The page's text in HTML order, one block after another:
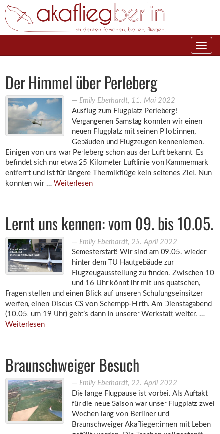
Der Himmel über Perleberg
― Emily Eberhardt, 11. Mai 2022
Ausflug zum Flugplatz Perleberg!
Vergangenen Samstag konnten wir einen
neuen Flugplatz mit seinen Pilot:innen,
Gebäuden und Flugzeugen kennenlernen.
Einigen von uns war Perleberg schon aus der Luft bekannt. Es
befindet sich nur etwa 25 Kilometer Luftlinie von Kammermark
entfernt und ist für längere Thermikflüge kein seltenes Ziel. Nun
konnten wir … Weiterlesen
Lernt uns kennen: vom 09. bis 10.05.
― Emily Eberhardt, 25. April 2022
Semesterstart! Wir sind am 09.05. wieder
hinter dem TU Hautgebäude zur
Flugzeugausstellung zu finden. Zwischen 10
und 16 Uhr könnt ihr mit uns quatschen,
Fragen stellen und einen Blick auf unseren Schulungseinsitzer
werfen, einen Discus CS von Schempp-Hirth. Am Dienstagabend
(10.05. um 19 Uhr) geht’s dann in unserer Werkstatt weiter. …
Weiterlesen
Braunschweiger Besuch
― Emily Eberhardt, 22. April 2022
Die lange Flugpause ist vorbei. Als Auftakt
für die neue Saison war unser Flugplatz zwei
Wochen lang von Berliner und
Braunschweiger Akaflieger:innen mit Leben